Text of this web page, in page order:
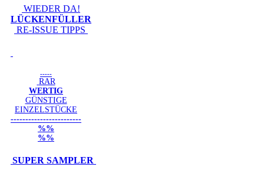
WIEDER DA!
LÜCKENFÜLLER
RE-ISSUE TIPPS
-----
RAR
WERTIG
GÜNSTIGE
EINZELSTÜCKE
------------------------
%%
%%
SUPER SAMPLER